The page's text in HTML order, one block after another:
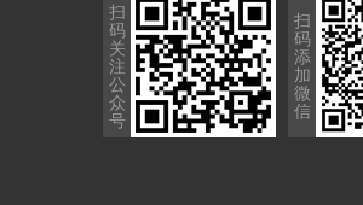
扫
码
添
加
微
信
扫
码
关
注
公
众
号